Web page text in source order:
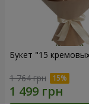
Букет "15
1 764 грн